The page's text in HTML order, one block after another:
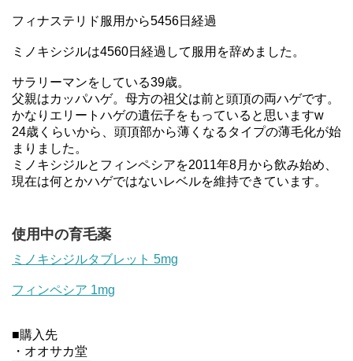
フィナステリド服用から5456日経過
ミノキシジルは4560日経過して服用を辞めました。
サラリーマンをしている39歳。
父親はカッパハゲ。母方の祖父は前と頭頂の両ハゲです。
かなりエリートハゲの遺伝子をもっていると思いますw
24歳くらいから、頭頂部から薄くなるタイプの薄毛化が始
まりました。
ミノキシジルとフィンペシアを2011年8月から飲み始め、
現在は何とかハゲではないレベルを維持できています。
使用中の育毛薬
ミノキシジルタブレット 5mg
フィンペシア 1mg
■購入先
・オオサカ堂